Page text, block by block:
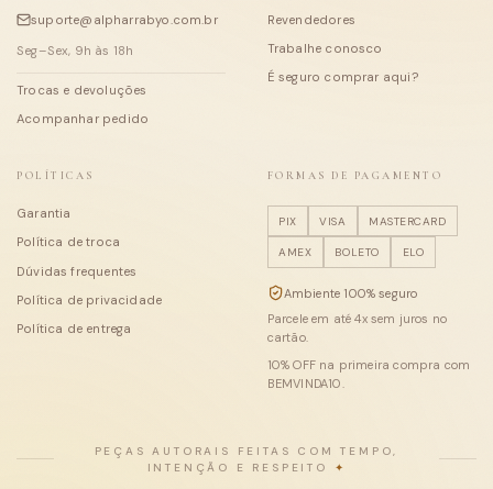
suporte@alpharrabyo.com.br
Seg–Sex, 9h às 18h
Trocas e devoluções
Acompanhar pedido
Revendedores
Trabalhe conosco
É seguro comprar aqui?
POLÍTICAS
Garantia
Política de troca
Dúvidas frequentes
Política de privacidade
Política de entrega
FORMAS DE PAGAMENTO
PIX VISA MASTERCARD
AMEX BOLETO ELO
Ambiente 100% seguro
Parcele em até4x sem juros no
cartão.
10% OFF na primeira compra com
BEMVINDA10
PEÇAS AUTORAIS FEITAS COM TEMPO,
INTENÇÃO E RESPEITO
✦